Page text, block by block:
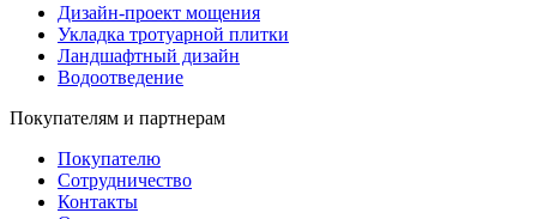
Дизайн-проект мощения
Укладка тротуарной плитки
Ландшафтный дизайн
Водоотведение
Покупателям и партнерам
Покупателю
Сотрудничество
Контакты